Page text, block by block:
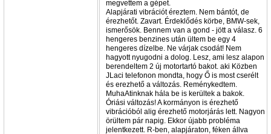
megvettem a gépet.
Alapjárati vibrációt éreztem. Nem bántót, de
érezhetőt. Zavart. Érdeklődés körbe, BMW-sek,
ismerősök. Bennem van a gond - jött a válasz. 6
hengeres benzines után ültem be egy 4
hengeres dízelbe. Ne várjak csodát! Nem
hagyott nyugodni a dolog. Lesz, ami lesz alapon
berendeltem 2 új motortartó bakot. aki Közben
JLaci telefonon mondta, hogy Ő is most cserélt
és erezhető a változás. Reménykedtem.
MuhaAtinknak hála be is kerültek a bakok.
Óriási változás! A kormányon is érezhető
vibrációból alig érezhető motorjárás lett. Nagyon
örültem pár napig. Ekkor újabb probléma
jelentkezett. R-ben, alapjáraton, féken állva